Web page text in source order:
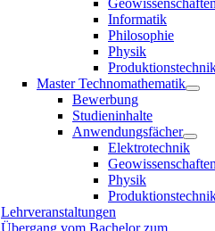
Informatik
Philosophie
Physik
Master Technomathematik
Bewerbung
Studieninhalte
Anwendungsfächer
Elektrotechnik
Physik
Lehrveranstaltungen
Übergang vom Bachelor zum